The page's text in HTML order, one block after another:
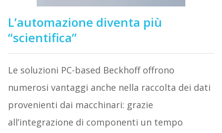
L’automazione diventa più
“scientifica”
Le soluzioni PC-based Beckhoff offrono
numerosi vantaggi anche nella raccolta dei dati
provenienti dai macchinari: grazie
all’integrazione di componenti un tempo